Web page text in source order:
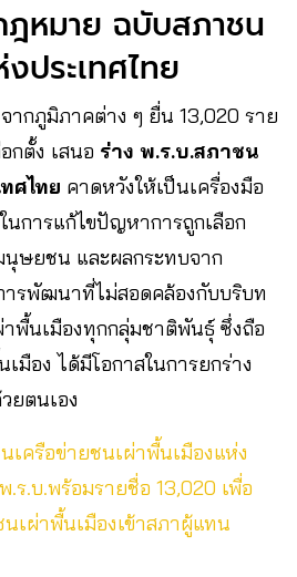
ฎหมาย ฉบับสภาชน
ประเทศไทย
ากภูมิภาคต่าง ๆ ยื่น 13,020 ราย
กตั้ง เสนอ ร่าง พ.ร.บ.สภาชน
ศไทย คาดหวังให้เป็นเครื่องมือ
นการแก้ไขปัญหาการถูกเลือก
ษยชน และผลกระทบจาก
รพัฒนาที่ไม่สอดคล้องกับบริบท
าพื้นเมืองทุกกลุ่มชาติพันธุ์ ซึ่งถือ
มือง ได้มีโอกาสในการยกร่าง
ยตนเอง
เครือข่ายชนเผ่าพื้นเมืองแห่ง
ร.บ.พร้อมรายชื่อ 13,020 เพื่อ
เผ่าพื้นเมืองเข้าสภาผู้แทน